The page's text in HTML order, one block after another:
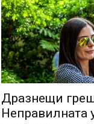
Дразнещи
Неправилната